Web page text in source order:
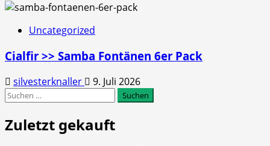
Uncategorized
Cialfir >> Samba Fontänen 6er Pack
silvesterknaller
9. Juli 2026
Suchen
Zuletzt gekauft